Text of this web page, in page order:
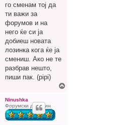
го сменам тој да
ти важи за
форумов и на
него ќе си ја
добиеш новата
лозинка кога ќе ја
смениш. Ако не те
разбрав нешто,
пиши пак. (pipi)
Ninushka
Форумски домаќин